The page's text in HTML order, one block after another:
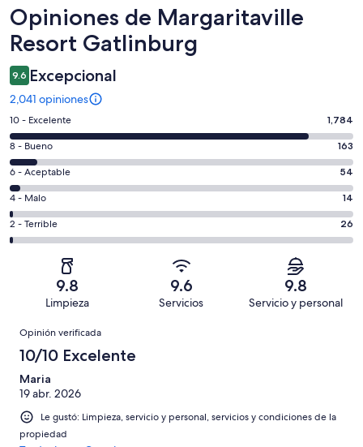
Opiniones
Opiniones de Margaritaville
Resort Gatlinburg
9.6 Excepcional
2,041 opiniones
Puntuación
de
10,
es
decir,
Excelente.
Basada
en
opiniones
10 - Excelente 1,784
Puntuación
de
8,
es
decir,
Bueno.
opiniones
8 - Bueno 163
Puntuación
de
6,
es
decir,
Aceptable.
de
2041
opiniones
6 - Aceptable 54
Puntuación
de
4,
Basada
14
de
opiniones
4 - Malo 14
Puntuación
de
Terrible.
Basada
26
de
2041
opiniones
2 - Terrible 26
9.8
Limpieza
9.6
Servicios
9.8
Servicio y personal
Opiniones
Opinión verificada
10/10 Excelente
Maria
19 abr. 2026
Le gustó: Limpieza, servicio y personal, servicios y condiciones de la
propiedad